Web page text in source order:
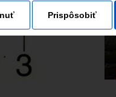
Prispôsobiť